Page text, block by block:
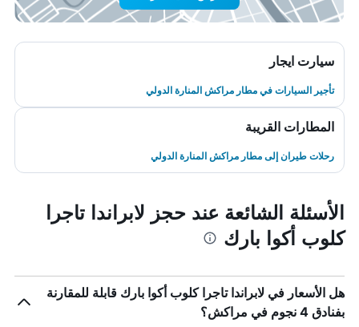
سيارت ايجار
تأجير السيارات في مطار مراكش المنارة الدولي
المطارات القريبة
رحلات طيران إلى مطار مراكش المنارة الدولي
الأسئلة الشائعة عند حجز لابراندا تاجرا
كلوب أكوا بارك
هل الأسعار في لابراندا تاجرا كلوب أكوا بارك قابلة للمقارنة
بفنادق 4 نجوم في مراكش؟